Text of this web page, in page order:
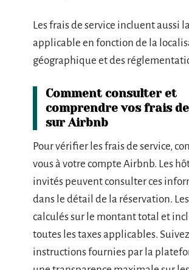
Les frais de service incluent aussi
applicable en fonction de la
géographique et des
Comment consulter et
comprendre vos frais
sur Airbnb
Pour vérifier les frais de service,
vous à votre compte Airbnb. Les
invités peuvent consulter ces
dans le détail de la réservation.
calculés sur le montant total et
toutes les taxes applicables.
instructions fournies par la